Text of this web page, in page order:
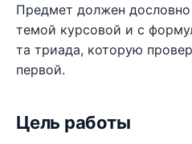
Предмет должен дословно
темой курсовой и с
та триада, которую
первой.
Цель работы